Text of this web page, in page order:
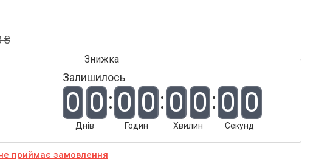
₴
Залишилось
0 0
Днів
0 0
Годин
0 0
Хвилин
0 0
Секунд
приймає замовлення